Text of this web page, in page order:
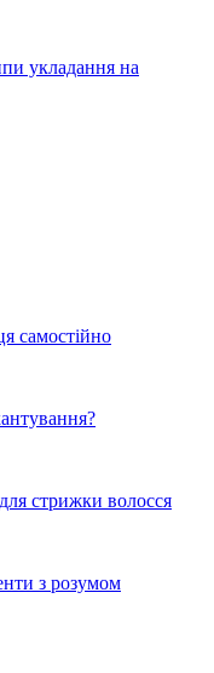
укладання на
самостійно
стрижки волосся
з розумом